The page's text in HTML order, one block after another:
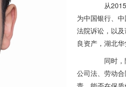
从2015
为中国银行、
法院诉讼，以
良资产，湖北
同时，陈
公司法、劳动